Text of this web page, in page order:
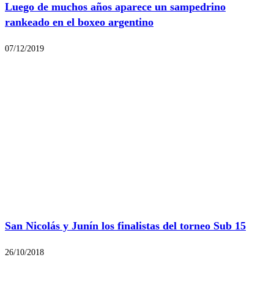
Luego de muchos años aparece un sampedrino
rankeado en el boxeo argentino
07/12/2019
San Nicolás y Junín los finalistas del torneo Sub 15
26/10/2018